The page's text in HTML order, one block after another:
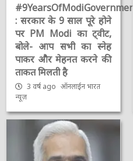
#9YearsOfModiGovernment
: सरकार के 9 साल पूरे होने
पर PM Modi का ट्वीट,
बोले- आप सभी का स्नेह
पाकर और मेहनत करने की
ताकत मिलती है
3 वर्ष ago ऑनलाईन भारत
न्यूज़